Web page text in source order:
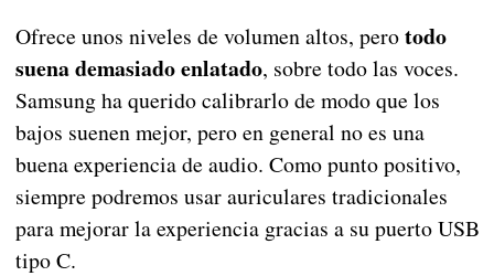
Ofrece unos niveles de volumen altos, perotodo
suena demasiado enlatado, sobre todo las voces.
Samsung ha querido calibrarlo de modo que los
bajos suenen mejor, pero en general no es una
buena experiencia de audio. Como punto positivo,
siempre podremos usar auriculares tradicionales
para mejorar la experiencia gracias a su puerto USB
tipo C.